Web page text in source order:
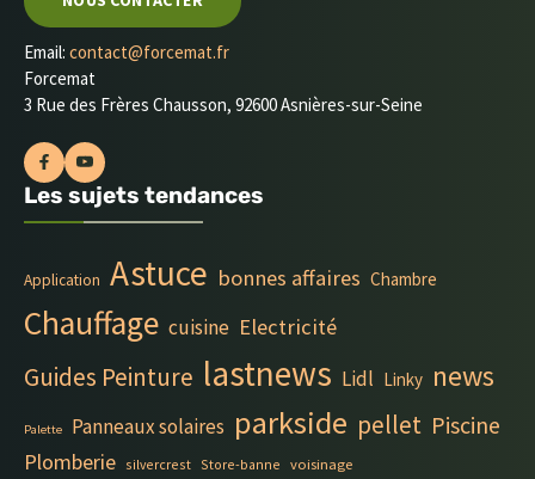
Email: contact@forcemat.fr
Forcemat
3 Rue des Frères Chausson, 92600 Asnières-sur-Seine
Les sujets tendances
Application Astuce bonnes affaires Chambre
Chauffage cuisine Electricité
Guides Peinture lastnews Lidl Linky news
Palette Panneaux solaires parkside pellet Piscine
Plomberie silvercrest Store-banne voisinage